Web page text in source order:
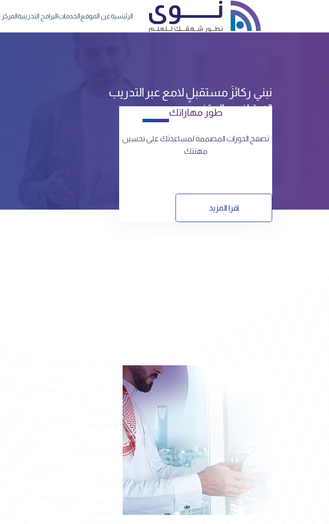
الرئيسيةعن الموقعالخدماتالبرامج التدريبية
نبني ركائزَ مستقبلٍ لامع عبر التدريب
الاحترافي والمتخصص.
طور مهاراتك
تصفح الدورات المصممة لمساعدتك على تحسين
مهنتك
اقرا المزيد